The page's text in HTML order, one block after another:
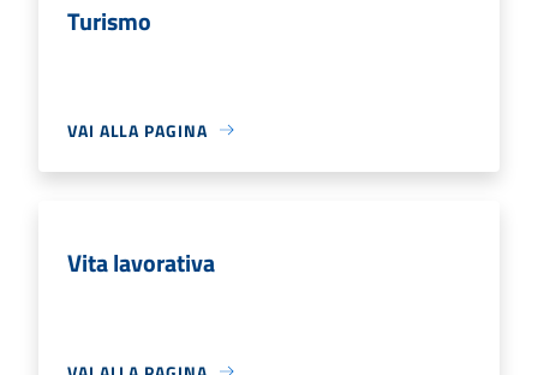
Turismo
VAI ALLA PAGINA
Vita lavorativa